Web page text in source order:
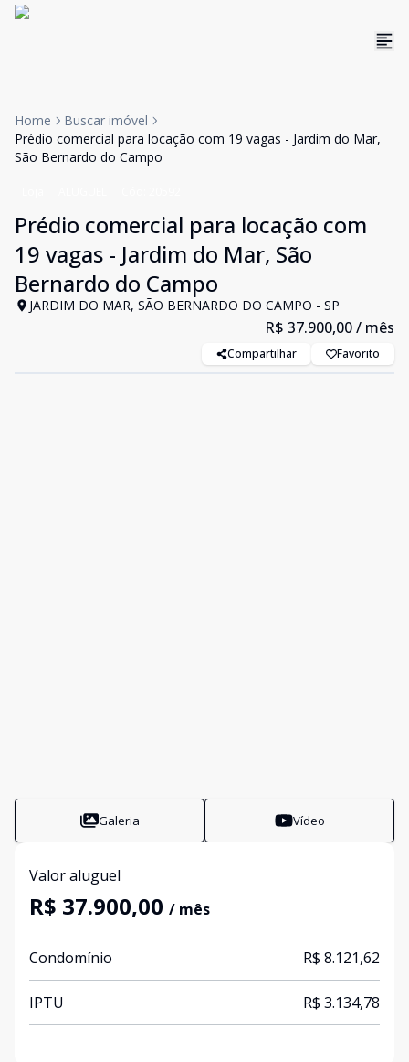
Home
Buscar imóvel
Prédio comercial para locação com 19 vagas - Jardim do Mar,
São Bernardo do Campo
Prédio comercial para locação com
19 vagas - Jardim do Mar, São
Bernardo do Campo
JARDIM DO MAR, SÃO BERNARDO DO CAMPO - SP
R$ 37.900,00/ mês
Compartilhar Favorito
Galeria Vídeo
Valor aluguel
R$ 37.900,00 / mês
Condomínio R$ 8.121,62
IPTU R$ 3.134,78